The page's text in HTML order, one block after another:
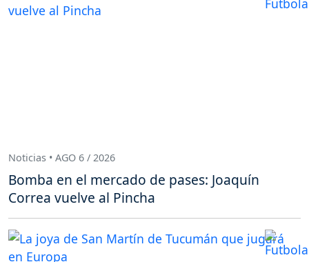
Noticias • AGO 6 / 2026
Bomba en el mercado de pases: Joaquín
Correa vuelve al Pincha